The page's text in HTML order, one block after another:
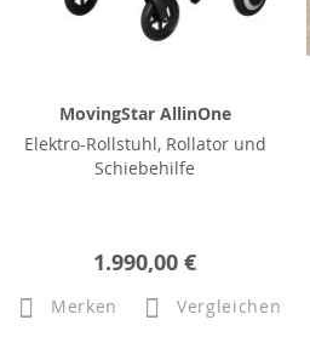
MovingStar AllinOne
Elektro-Rollstuhl, Rollator und
Schiebehilfe
1.990,00 €
Merken Vergleichen